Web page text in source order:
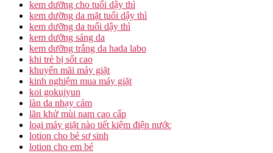
kem dưỡng cho tuổi dậy thì
kem dưỡng da mặt tuổi dậy thì
kem dưỡng da tuổi dậy thì
kem dưỡng sáng da
kem dưỡng trắng da hada labo
khi trẻ bị sốt cao
khuyến mãi máy giặt
kinh nghiệm mua máy giặt
koi gokujyun
làn da nhạy cảm
lăn khử mùi nam cao cấp
loại máy giặt nào tiết kiệm điện nước
lotion cho bé sơ sinh
lotion cho em bé